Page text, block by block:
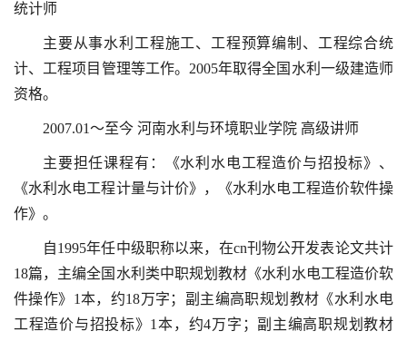
统计师
主要从事水利工程施工、工程预算编制、工程综合统
计、工程项目管理等工作。2005年取得全国水利一级建造师
资格。
2007.01～至今 河南水利与环境职业学院 高级讲师
主要担任课程有：《水利水电工程造价与招投标》、
《水利水电工程计量与计价》，《水利水电工程造价软件操
作》。
自1995年任中级职称以来，在cn刊物公开发表论文共计
18篇，主编全国水利类中职规划教材《水利水电工程造价软
件操作》1本，约18万字；副主编高职规划教材《水利水电
工程造价与招投标》1本，约4万字；副主编高职规划教材